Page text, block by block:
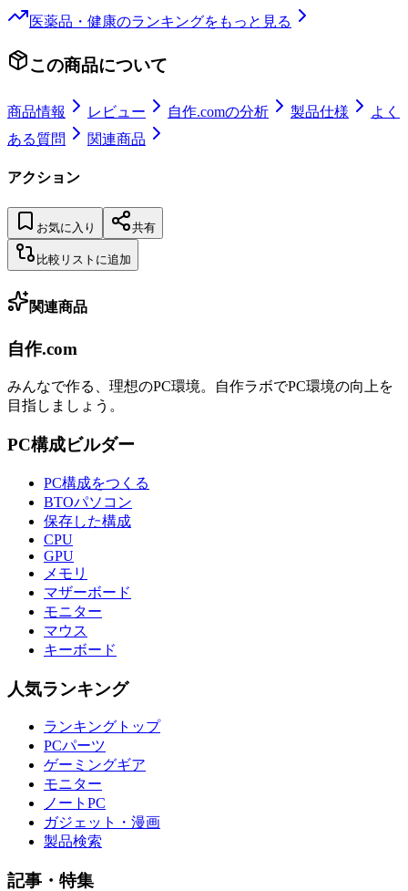
医薬品・健康のランキングをもっと見る
この商品について
商品情報 レビュー 自作.comの分析 製品仕様
よく
ある質問
関連商品
アクション
お気に入り 共有
比較リストに追加
関連商品
自作.com
みんなで作る、理想のPC環境。 自作ラボでPC環境の向上を
目指しましょう。
PC構成ビルダー
PC構成をつくる
BTOパソコン
保存した構成
CPU
GPU
メモリ
マザーボード
モニター
マウス
キーボード
人気ランキング
ランキングトップ
PCパーツ
ゲーミングギア
モニター
ノートPC
ガジェット・漫画
製品検索
記事・特集